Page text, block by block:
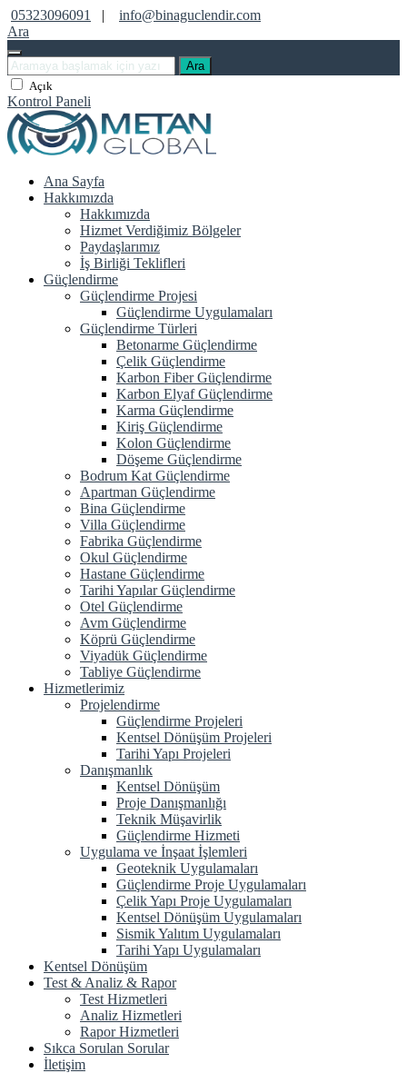
05323096091 |
info@binaguclendir.com
Ara
Ara
Açık
Kontrol Paneli
Ana Sayfa
Hakkımızda
Hakkımızda
Hizmet Verdiğimiz Bölgeler
Paydaşlarımız
İş Birliği Teklifleri
Güçlendirme
Güçlendirme Projesi
Güçlendirme Uygulamaları
Güçlendirme Türleri
Betonarme Güçlendirme
Çelik Güçlendirme
Karbon Fiber Güçlendirme
Karbon Elyaf Güçlendirme
Karma Güçlendirme
Kiriş Güçlendirme
Kolon Güçlendirme
Döşeme Güçlendirme
Bodrum Kat Güçlendirme
Apartman Güçlendirme
Bina Güçlendirme
Villa Güçlendirme
Fabrika Güçlendirme
Okul Güçlendirme
Hastane Güçlendirme
Tarihi Yapılar Güçlendirme
Otel Güçlendirme
Avm Güçlendirme
Köprü Güçlendirme
Viyadük Güçlendirme
Tabliye Güçlendirme
Hizmetlerimiz
Projelendirme
Güçlendirme Projeleri
Kentsel Dönüşüm Projeleri
Tarihi Yapı Projeleri
Danışmanlık
Kentsel Dönüşüm
Proje Danışmanlığı
Teknik Müşavirlik
Güçlendirme Hizmeti
Uygulama ve İnşaat İşlemleri
Geoteknik Uygulamaları
Güçlendirme Proje Uygulamaları
Çelik Yapı Proje Uygulamaları
Kentsel Dönüşüm Uygulamaları
Sismik Yalıtım Uygulamaları
Tarihi Yapı Uygulamaları
Kentsel Dönüşüm
Test & Analiz & Rapor
Test Hizmetleri
Analiz Hizmetleri
Rapor Hizmetleri
Sıkca Sorulan Sorular
İletişim